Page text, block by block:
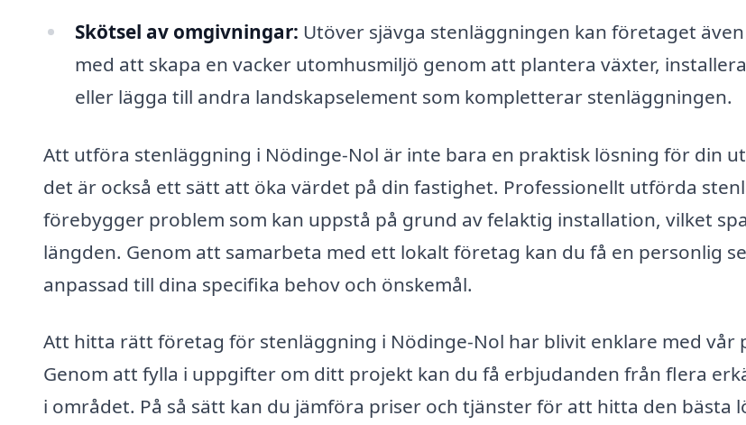
Skötsel av omgivningar: Utöver sjävga stenläggningen kan företaget
med att skapa en vacker utomhusmiljö genom att plantera växter,
eller lägga till andra landskapselement som kompletterar stenläggningen.
Att utföra stenläggning i Nödinge-Nol är inte bara en praktisk lösning för din
det är också ett sätt att öka värdet på din fastighet. Professionellt utförda
förebygger problem som kan uppstå på grund av felaktig installation, vilket
längden. Genom att samarbeta med ett lokalt företag kan du få en personlig
anpassad till dina specifika behov och önskemål.
Att hitta rätt företag för stenläggning i Nödinge-Nol har blivit enklare med vår
Genom att fylla i uppgifter om ditt projekt kan du få erbjudanden från flera
i området. På så sätt kan du jämföra priser och tjänster för att hitta den bästa